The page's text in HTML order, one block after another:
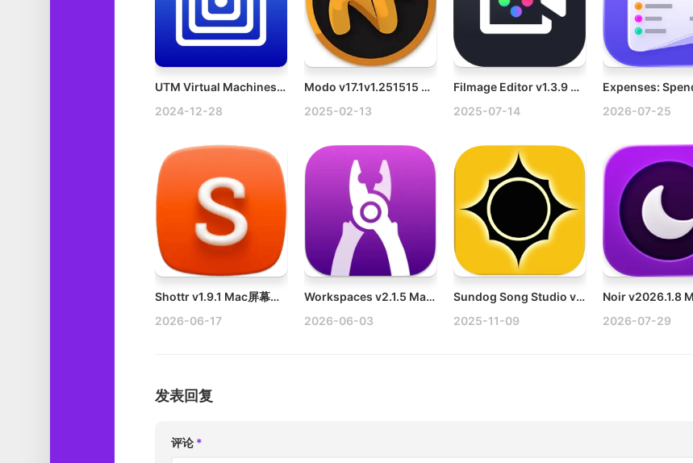
UTM Virtual Machines v4.6.4 Mac虚拟机破解版下载
2024-12-28
Modo v17.1v1.251515 Mac 3D建模、雕刻、纹理绘制、动画和渲染工具破解版
2025-02-13
Filmage Editor v1.3.9 Mac专业音视频编辑软件破解版
2025-07-14
2026-07-25
Shottr v1.9.1 Mac屏幕截图工具
2026-06-17
Workspaces v2.1.5 Mac快速切换工具破解版
2026-06-03
Sundog Song Studio v4.0.0 Mac音乐创作辅助软件破解版
2025-11-09
2026-07-29
发表回复
评论 *